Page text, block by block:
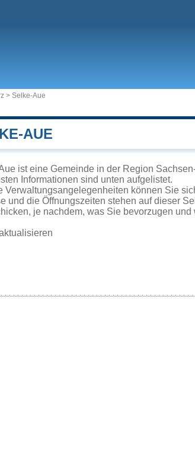
> Selke-Aue
AUE
ist eine Gemeinde in der Region
Informationen sind unten aufgelistet.
Verwaltungsangelegenheiten können Sie
und die Öffnungszeiten stehen auf dieser
je nachdem, was Sie bevorzugen